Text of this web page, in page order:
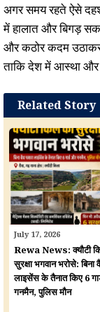
अगर समय रहते ऐसे
में हालात और बिगड़
और कठोर कदम उठाकर
ताकि देश में आस्था और
Related Story
July 17, 2026
Rewa News: क्यौटी
सुरक्षा भगवान भरोसे: बिना
लाइसेंस के तैनात किए 6
गनमैन, पुलिस मौन